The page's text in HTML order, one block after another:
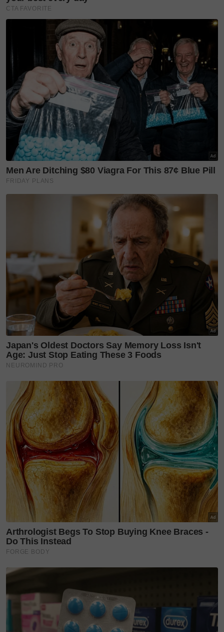
Malah, beliau juga tidak mahu bertemu sesiapa,
tidak mahu meraikan apa-apa. Tetapi Balqish, Affa &
Aus tetap datang, membawa sarapan hanya untuk
mengejutkan Bella dengan kejutan kecil.
"Mereka tahu Bella tak mahu sambut, tapi tetap
hadir. Dan saat itu Bella sedar, dalam kesedihan
yang dalam, masih ada sinar yang datang mengetuk
pintu hati," kongsi Bella.
Setahun berlalu, dan tahun ini Bella menangis lagi,
tapi kali ini air mata gembira. Allah gantikan
kesedihan dengan kebahagiaan. Keluarga, sahabat,
dan orang-orang tersayang tetap ada, memberi
kekuatan tanpa Bella sedar.
"Alhamdulillah.. Dear mama @einaastillah, please
stay healthy because you are the mediator of my
success. Dan ayah @ag.astillah, terima kasih sebab
sentiasa sayang dan bantu kaklong jaga Ayden &